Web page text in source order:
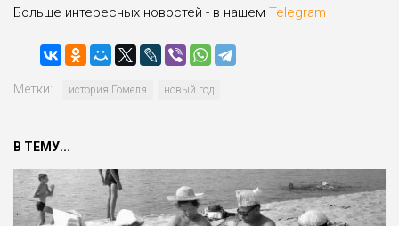
Больше интересных новостей - в нашем Telegram
Метки: история Гомеля новый год
В ТЕМУ...